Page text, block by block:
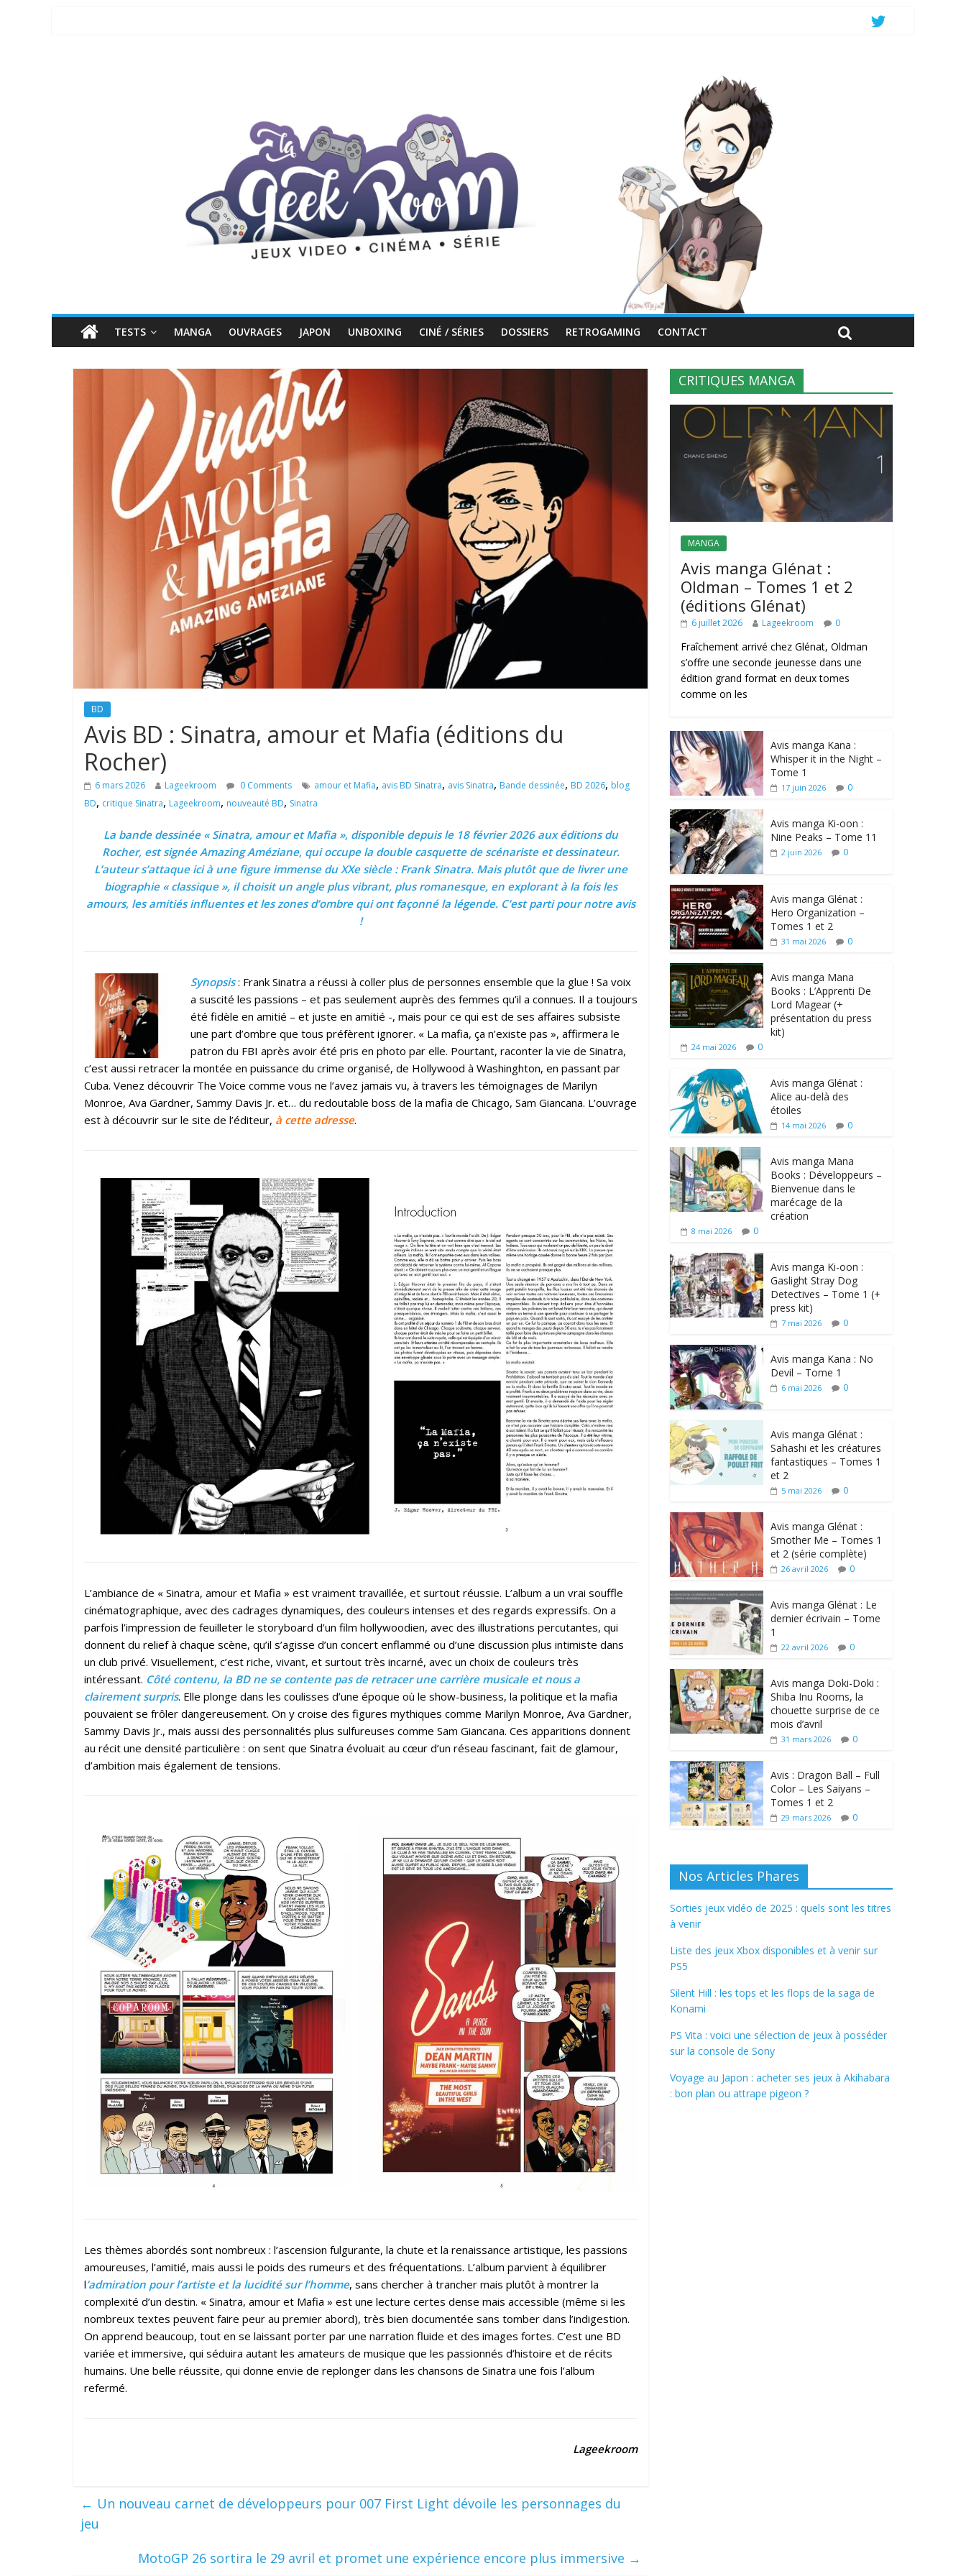
TESTS MANGA OUVRAGES JAPON UNBOXING CINÉ / SÉRIES DOSSIERS RETROGAMING CONTACT
BD
Avis BD : Sinatra, amour et Mafia (éditions du
Rocher)
6 mars 2026 Lageekroom 0 Comments amour et Mafia, avis BD Sinatra, avis Sinatra, Bande dessinée, BD 2026, blog
BD, critique Sinatra, Lageekroom, nouveauté BD, Sinatra
La bande dessinée « Sinatra, amour et Mafia », disponible depuis le 18 février 2026 aux éditions du
Rocher, est signée Amazing Améziane, qui occupe la double casquette de scénariste et dessinateur.
L’auteur s’attaque ici à une figure immense du XXe siècle : Frank Sinatra. Mais plutôt que de livrer une
biographie « classique », il choisit un angle plus vibrant, plus romanesque, en explorant à la fois les
amours, les amitiés influentes et les zones d’ombre qui ont façonné la légende. C’est parti pour notre avis
!
Synopsis: Frank Sinatra a réussi à coller plus de personnes ensemble que la glue ! Sa voix
a suscité les passions – et pas seulement auprès des femmes qu’il a connues. Il a toujours
été fidèle en amitié – et juste en amitié -, mais pour ce qui est de ses affaires subsiste
une part d’ombre que tous préfèrent ignorer. « La mafia, ça n’existe pas », affirmera le
patron du FBI après avoir été pris en photo par elle. Pourtant, raconter la vie de Sinatra,
c’est aussi retracer la montée en puissance du crime organisé, de Hollywood à Washinghton, en passant par
Cuba. Venez découvrir The Voice comme vous ne l’avez jamais vu, à travers les témoignages de Marilyn
Monroe, Ava Gardner, Sammy Davis Jr. et… du redoutable boss de la mafia de Chicago, Sam Giancana. L’ouvrage
est à découvrir sur le site de l’éditeur, à cette adresse.
L’ambiance de « Sinatra, amour et Mafia » est vraiment travaillée, et surtout réussie. L’album a un vrai souffle
cinématographique, avec des cadrages dynamiques, des couleurs intenses et des regards expressifs. On a
parfois l’impression de feuilleter le storyboard d’un film hollywoodien, avec des illustrations percutantes, qui
donnent du relief à chaque scène, qu’il s’agisse d’un concert enflammé ou d’une discussion plus intimiste dans
un club privé. Visuellement, c’est riche, vivant, et surtout très incarné, avec un choix de couleurs très
intéressant. Côté contenu, la BD ne se contente pas de retracer une carrière musicale et nous a
clairement surpris. Elle plonge dans les coulisses d’une époque où le show-business, la politique et la mafia
pouvaient se frôler dangereusement. On y croise des figures mythiques comme Marilyn Monroe, Ava Gardner,
Sammy Davis Jr., mais aussi des personnalités plus sulfureuses comme Sam Giancana. Ces apparitions donnent
au récit une densité particulière : on sent que Sinatra évoluait au cœur d’un réseau fascinant, fait de glamour,
d’ambition mais également de tensions.
Les thèmes abordés sont nombreux : l’ascension fulgurante, la chute et la renaissance artistique, les passions
amoureuses, l’amitié, mais aussi le poids des rumeurs et des fréquentations. L’album parvient à équilibrer
l’admiration pour l’artiste et la lucidité sur l’homme, sans chercher à trancher mais plutôt à montrer la
complexité d’un destin. « Sinatra, amour et Mafia » est une lecture certes dense mais accessible (même si les
nombreux textes peuvent faire peur au premier abord), très bien documentée sans tomber dans l’indigestion.
On apprend beaucoup, tout en se laissant porter par une narration fluide et des images fortes. C’est une BD
variée et immersive, qui séduira autant les amateurs de musique que les passionnés d’histoire et de récits
humains. Une belle réussite, qui donne envie de replonger dans les chansons de Sinatra une fois l’album
refermé.
Lageekroom
← Un nouveau carnet de développeurs pour 007 First Light dévoile les personnages du
jeu
MotoGP 26 sortira le 29 avril et promet une expérience encore plus immersive →
CRITIQUES MANGA
MANGA
Avis manga Glénat :
Oldman – Tomes 1 et 2
(éditions Glénat)
6 juillet 2026 Lageekroom 0
Fraîchement arrivé chez Glénat, Oldman
s’offre une seconde jeunesse dans une
édition grand format en deux tomes
comme on les
Avis manga Kana :
Whisper it in the Night –
Tome 1
17 juin 2026 0
Avis manga Ki-oon :
Nine Peaks – Tome 11
2 juin 2026 0
Avis manga Glénat :
Hero Organization –
Tomes 1 et 2
31 mai 2026 0
Avis manga Mana
Books : L’Apprenti De
Lord Magear (+
présentation du press
kit)
24 mai 2026 0
Avis manga Glénat :
Alice au-delà des
étoiles
14 mai 2026 0
Avis manga Mana
Books : Développeurs –
Bienvenue dans le
marécage de la
création
8 mai 2026 0
Avis manga Ki-oon :
Gaslight Stray Dog
Detectives – Tome 1 (+
press kit)
7 mai 2026 0
Avis manga Kana : No
Devil – Tome 1
6 mai 2026 0
Avis manga Glénat :
Sahashi et les créatures
fantastiques – Tomes 1
et 2
5 mai 2026 0
Avis manga Glénat :
Smother Me – Tomes 1
et 2 (série complète)
26 avril 2026 0
Avis manga Glénat : Le
dernier écrivain – Tome
1
22 avril 2026 0
Avis manga Doki-Doki :
Shiba Inu Rooms, la
chouette surprise de ce
mois d’avril
31 mars 2026 0
Avis : Dragon Ball – Full
Color – Les Saiyans –
Tomes 1 et 2
29 mars 2026 0
Nos Articles Phares
Sorties jeux vidéo de 2025 : quels sont les titres
à venir
Liste des jeux Xbox disponibles et à venir sur
PS5
Silent Hill : les tops et les flops de la saga de
Konami
PS Vita : voici une sélection de jeux à posséder
sur la console de Sony
Voyage au Japon : acheter ses jeux à Akihabara
: bon plan ou attrape pigeon ?